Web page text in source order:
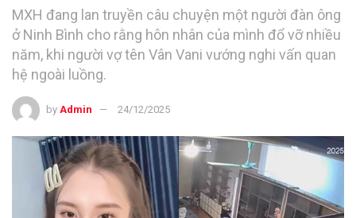
MXH đang lan truyền câu chuyện một người đàn ông
ở Ninh Bình cho rằng hôn nhân của mình đổ vỡ nhiều
năm, khi người vợ tên Vân Vani vướng nghi vấn quan
hệ ngoài luồng.
by Admin 24/12/2025